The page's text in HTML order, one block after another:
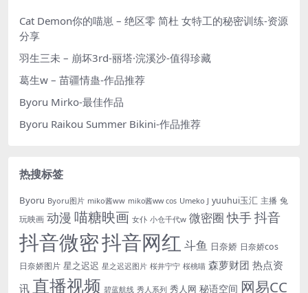
Cat Demon你的喵崽 – 绝区零 简杜 女特工的秘密训练-资源
分享
羽生三未 – 崩坏3rd-丽塔·浣溪沙-值得珍藏
葛生w – 苗疆情蛊-作品推荐
Byoru Mirko-最佳作品
Byoru Raikou Summer Bikini-作品推荐
热搜标签
Byoru Byoru图片 miko酱ww miko酱ww cos Umeko J yuuhui玉汇 主播 兔
玩映画 动漫 喵糖映画 女仆 小仓千代w 微密圈 快手抖音
抖音微密抖音网红 斗鱼 日奈娇 日奈娇cos
日奈娇图片 星之迟迟 星之迟迟图片 桜井宁宁 桜桃喵 森萝财团 热点资
讯 直播视频 碧蓝航线 秀人系列 秀人网 秘语空间 网易CC